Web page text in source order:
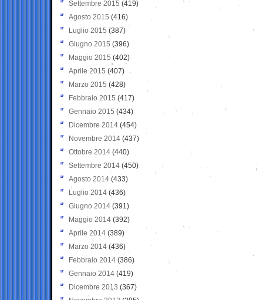
Settembre 2015 (419)
Agosto 2015 (416)
Luglio 2015 (387)
Giugno 2015 (396)
Maggio 2015 (402)
Aprile 2015 (407)
Marzo 2015 (428)
Febbraio 2015 (417)
Gennaio 2015 (434)
Dicembre 2014 (454)
Novembre 2014 (437)
Ottobre 2014 (440)
Settembre 2014 (450)
Agosto 2014 (433)
Luglio 2014 (436)
Giugno 2014 (391)
Maggio 2014 (392)
Aprile 2014 (389)
Marzo 2014 (436)
Febbraio 2014 (386)
Gennaio 2014 (419)
Dicembre 2013 (367)